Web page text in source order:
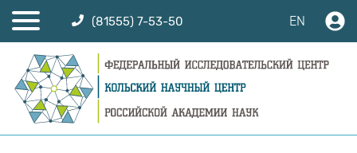
(81555) 7-53-50 EN